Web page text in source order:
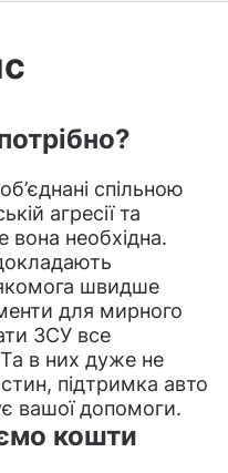
спільною
агресії та
необхідна.
швидше
для мирного
ЗСУ все
Та в них дуже не
підтримка авто
вашої допомоги.
кошти